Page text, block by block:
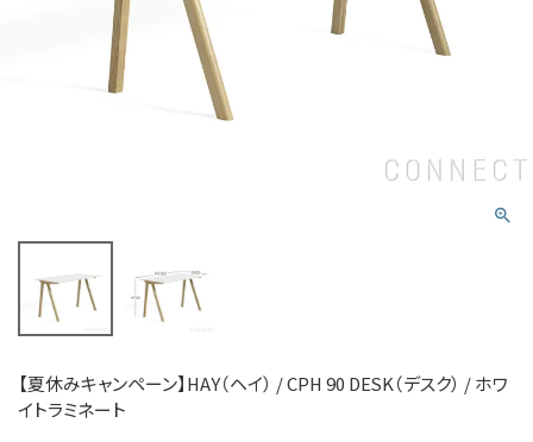
【夏休みキャンペーン】HAY（ヘイ） / CPH 90 DESK（デスク） / ホワ
イトラミネート